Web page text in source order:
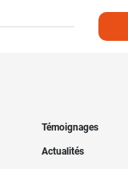
Témoignages
Actualités